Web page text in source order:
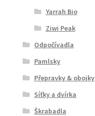
Yarrah Bio
Ziwi Peak
Odpočívadla
Pamlsky
Přepravky & obojky
Síťky a dvírka
Škrabadla